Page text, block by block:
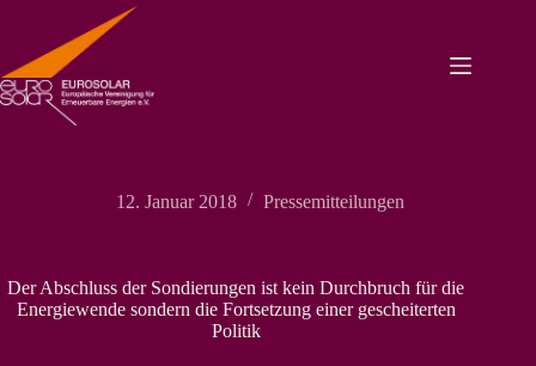
springen
12. Januar 2018 Pressemitteilungen
Der Abschluss der Sondierungen ist kein Durchbruch für die
Energiewende sondern die Fortsetzung einer gescheiterten
Politik